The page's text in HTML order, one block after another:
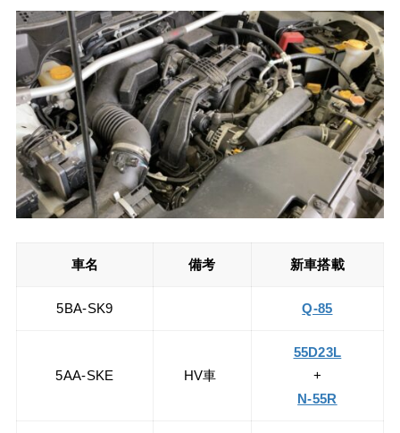
車名 備考 新車搭載
5BA-SK9 Q-85
5AA-SKE HV車
55D23L
+
N-55R